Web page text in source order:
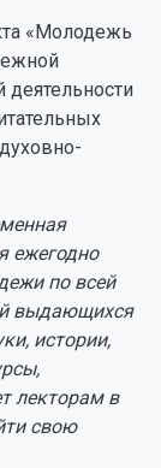
«Молодежь
деятельности
ежегодно
по всей
выдающихся
истории,
лекторам в
свою